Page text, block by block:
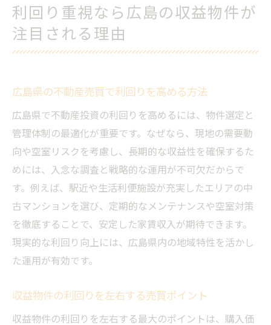
利回り重視なら広島の収益物件が
注目される理由
広島県の不動産売買で利回りを高める方法
広島県で不動産投資の利回りを高めるには、物件選定と
管理体制の最適化が重要です。なぜなら、現地の需要動
向や空室リスクを考慮し、長期的な収益性を確保するた
めには、入念な調査と戦略的な運用が不可欠だからで
す。例えば、駅近や生活利便施設が充実したエリアの中
古マンションを選び、定期的なメンテナンスや空室対策
を徹底することで、安定した家賃収入が期待できます。
現実的な利回り向上には、広島県内の地域特性を活かし
た運用が有効です。
収益物件の利回りを左右する売買ポイント
収益物件の利回りを左右する最大のポイントは、購入価